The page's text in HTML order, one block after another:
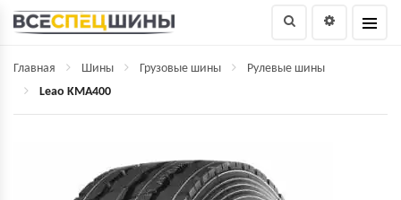
Главная Шины Грузовые шины
Рулевые шины
Leao KMA400